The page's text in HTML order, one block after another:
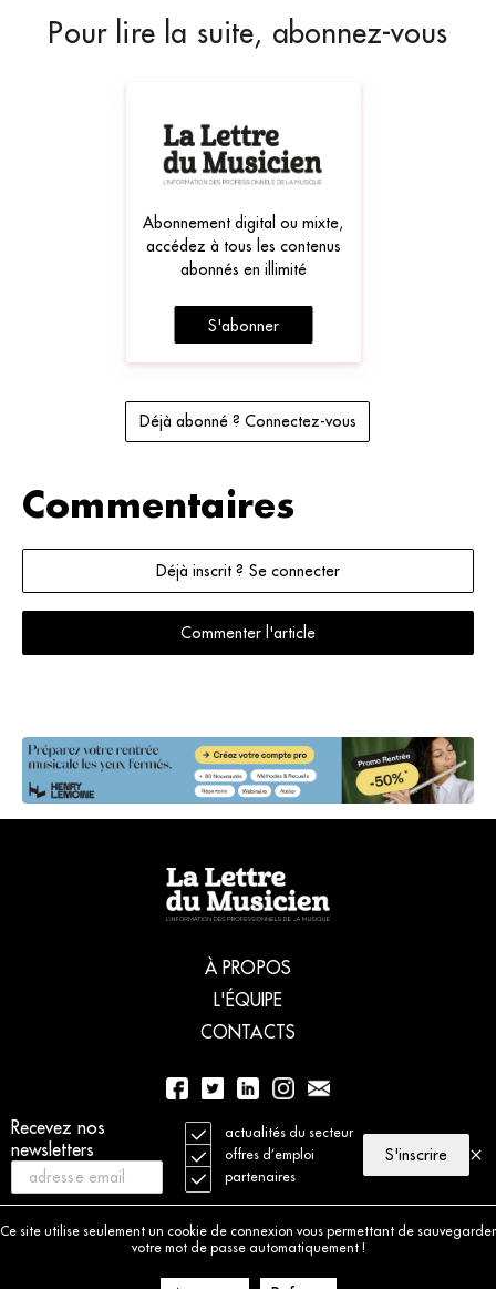
Recevez nos
newsletters
actualités du secteur
offres d’emploi
partenaires
S'inscrire
Ce site utilise seulement un cookie de connexion vous permettant de sauvegarder
votre mot de passe automatiquement !
Pour lire la suite, abonnez-vous
Abonnement digital ou mixte,
accédez à tous les contenus
abonnés en illimité
S'abonner
Déjà abonné ? Connectez-vous
Commentaires
Déjà inscrit ? Se connecter
Commenter l'article
À PROPOS
L'ÉQUIPE
CONTACTS
01 56 77 04 00
© 2021 La Lettre du Musicien. Tous droits réservés
Charte déontologique